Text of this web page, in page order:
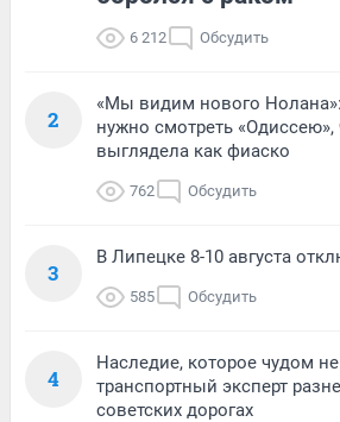
6 212 Обсудить
2
«Мы видим нового
нужно смотреть
выглядела как фиаско
762 Обсудить
3
В Липецке 8-10 августа
585 Обсудить
4
Наследие, которое чудом
транспортный эксперт
советских дорогах